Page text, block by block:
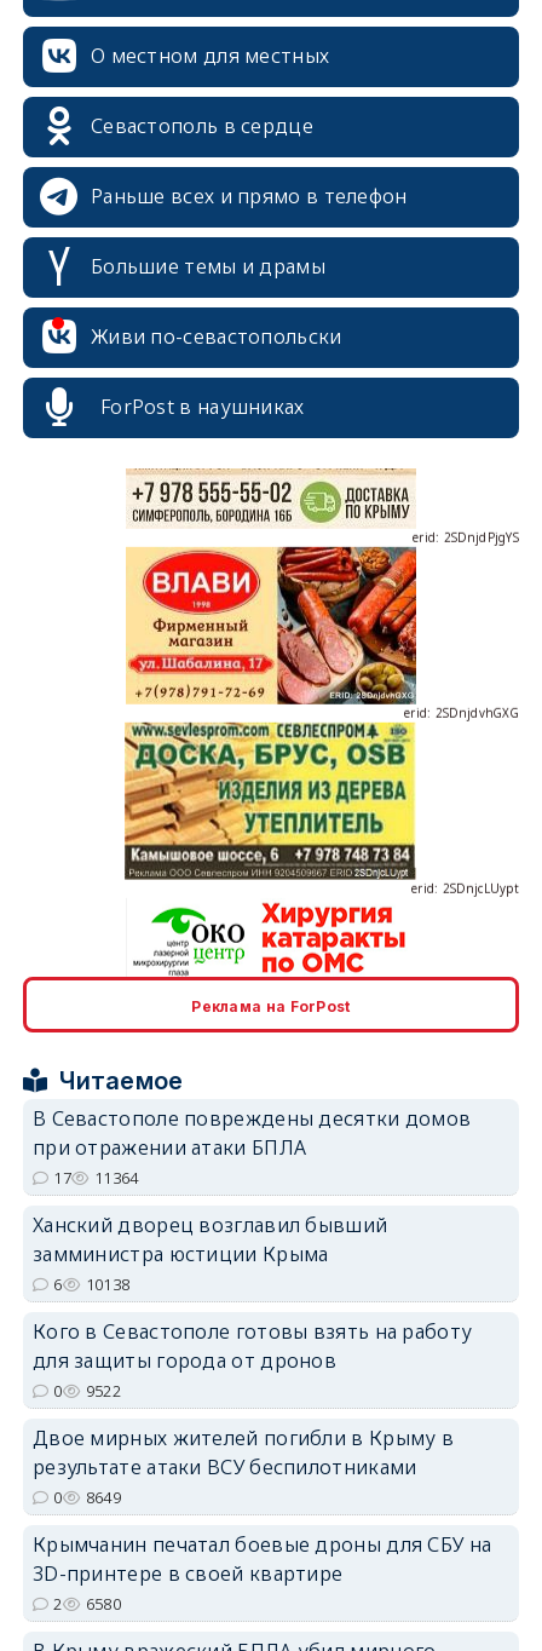
О местном для местных
Севастополь в сердце
Раньше всех и прямо в телефон
Большие темы и драмы
Живи по-севастопольски
ForPost в наушниках
erid: 2SDnjcrDNw6
erid: 2SDnjdPjgYS
erid: 2SDnjdvhGXG
Реклама на ForPost
Читаемое
В Севастополе повреждены десятки домов
при отражении атаки БПЛА
17 11364
Ханский дворец возглавил бывший
замминистра юстиции Крыма
6 10138
Кого в Севастополе готовы взять на работу
для защиты города от дронов
0 9522
Двое мирных жителей погибли в Крыму в
результате атаки ВСУ беспилотниками
0 8649
Крымчанин печатал боевые дроны для СБУ на
3D-принтере в своей квартире
2 6580